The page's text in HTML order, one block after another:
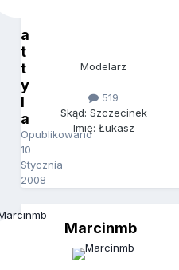
a
t
t
y
l
a
Opublikowano
10
Stycznia
2008
Modelarz
519
Skąd: Szczecinek
Imię: Łukasz
Marcinmb